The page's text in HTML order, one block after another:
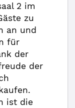
2 im
zu
an und
für
der
der
ist die